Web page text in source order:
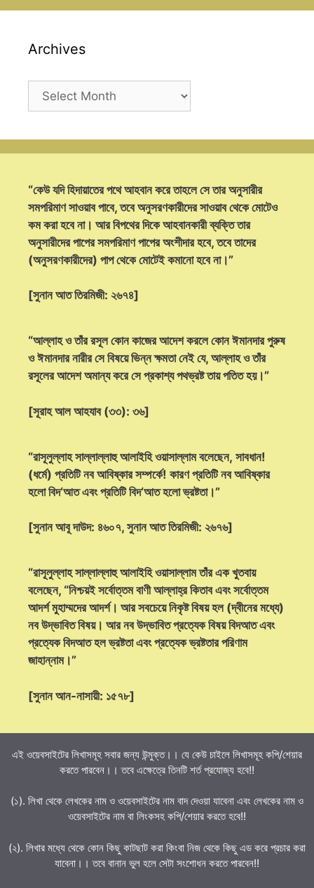
Archives
Archives
“কেউ যদি হিদায়াতের পথে আহবান করে তাহলে সে তার অনুসারীর
সমপরিমাণ সাওয়াব পাবে, তবে অনুসরণকারীদের সাওয়াব থেকে মোটেও
কম করা হবে না। আর বিপথের দিকে আহবানকারী ব্যক্তি তার
অনুসারীদের পাপের সমপরিমাণ পাপের অংশীদার হবে, তবে তাদের
(অনুসরণকারীদের) পাপ থেকে মোটেই কমানো হবে না।”
[সুনান আত তিরমিজী: ২৬৭৪]
“আল্লাহ ও তাঁর রসূল কোন কাজের আদেশ করলে কোন ঈমানদার পুরুষ
ও ঈমানদার নারীর সে বিষয়ে ভিন্ন ক্ষমতা নেই যে, আল্লাহ ও তাঁর
রসূলের আদেশ অমান্য করে সে প্রকাশ্য পথভ্রষ্ট তায় পতিত হয়।”
[সূরাহ আল আহযাব (৩৩): ৩৬]
“রাসূলুল্লাহ সাল্লাল্লাহু আলাইহি ওয়াসাল্লাম বলেছেন, সাবধান!
(ধর্মে) প্রতিটি নব আবিষ্কার সম্পর্কে! কারণ প্রতিটি নব আবিষ্কার
হলো বিদ‘আত এবং প্রতিটি বিদ‘আত হলো ভ্রষ্টতা।”
[সুনান আবূ দাউদ: ৪৬০৭, সুনান আত তিরমিজী: ২৬৭৬]
“রাসূলুল্লাহ সাল্লাল্লাহু আলাইহি ওয়াসাল্লাম তাঁর এক খুতবায়
বলেছেন, “নিশ্চয়ই সর্বোত্তম বাণী আল্লাহ্‌র কিতাব এবং সর্বোত্তম
আদর্শ মুহাম্মদের আদর্শ। আর সবচেয়ে নিকৃষ্ট বিষয় হল (দ্বীনের মধ্যে)
নব উদ্ভাবিত বিষয়। আর নব উদ্ভাবিত প্রত্যেক বিষয় বিদআত এবং
প্রত্যেক বিদআত হল ভ্রষ্টতা এবং প্রত্যেক ভ্রষ্টতার পরিণাম
জাহান্নাম।”
[সুনান আন-নাসায়ী: ১৫৭৮]
এই ওয়েবসাইটের লিখাসমূহ সবার জন্য উন্মুক্ত।। যে কেউ চাইলে লিখাসমূহ কপি/শেয়ার
করতে পারবেন।। তবে এক্ষেত্রে তিনটি শর্ত প্রযোজ্য হবে!!
(১). লিখা থেকে লেখকের নাম ও ওয়েবসাইটের নাম বাদ দেওয়া যাবেনা এবং লেখকের নাম ও
ওয়েবসাইটের নাম বা লিংকসহ কপি/শেয়ার করতে হবে!!
(২). লিখার মধ্যে থেকে কোন কিছু কাটছাট করা কিংবা নিজ থেকে কিছু এড করে প্রচার করা
যাবেনা।। তবে বানান ভুল হলে সেটা সংশোধন করতে পারবেন!!